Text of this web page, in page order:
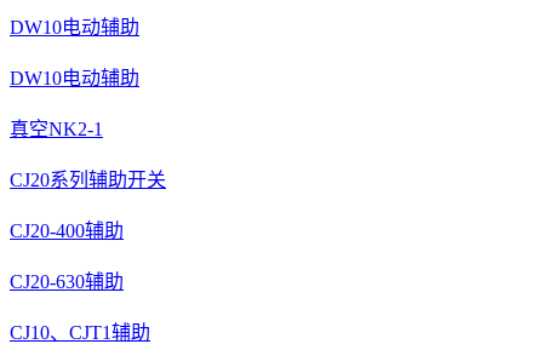
DW10电动辅助
DW10电动辅助
真空NK2-1
CJ20系列辅助开关
CJ20-400辅助
CJ20-630辅助
CJ10、CJT1辅助